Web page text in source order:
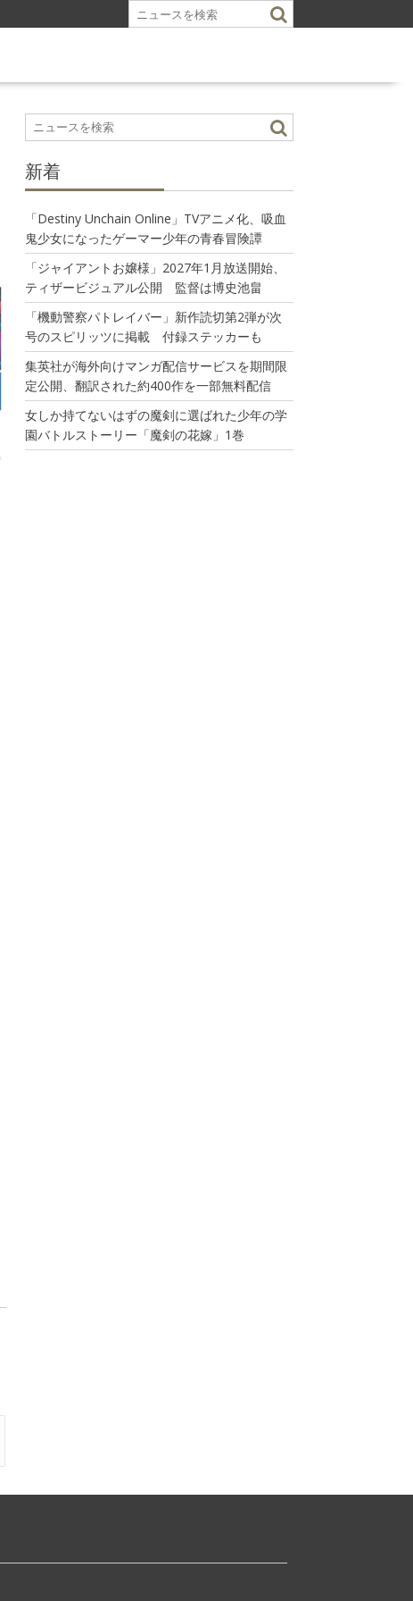
新着
「Destiny Unchain Online」TVアニメ化、吸血
鬼少女になったゲーマー少年の青春冒険譚
「ジャイアントお嬢様」2027年1月放送開始、
ティザービジュアル公開 監督は博史池畠
「機動警察パトレイバー」新作読切第2弾が次
号のスピリッツに掲載 付録ステッカーも
集英社が海外向けマンガ配信サービスを期間限
定公開、翻訳された約400作を一部無料配信
女しか持てないはずの魔剣に選ばれた少年の学
園バトルストーリー「魔剣の花嫁」1巻